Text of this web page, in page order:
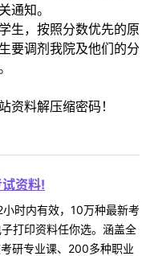
通知。
生，按照分数优先的原
要调剂我院及他们的分
资料解压缩密码！
资料!
时内有效，10万种最新考
打印资料任你选。涵盖全
研专业课、200多种职业